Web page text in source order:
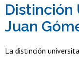
Distinción
Juan
La distinción